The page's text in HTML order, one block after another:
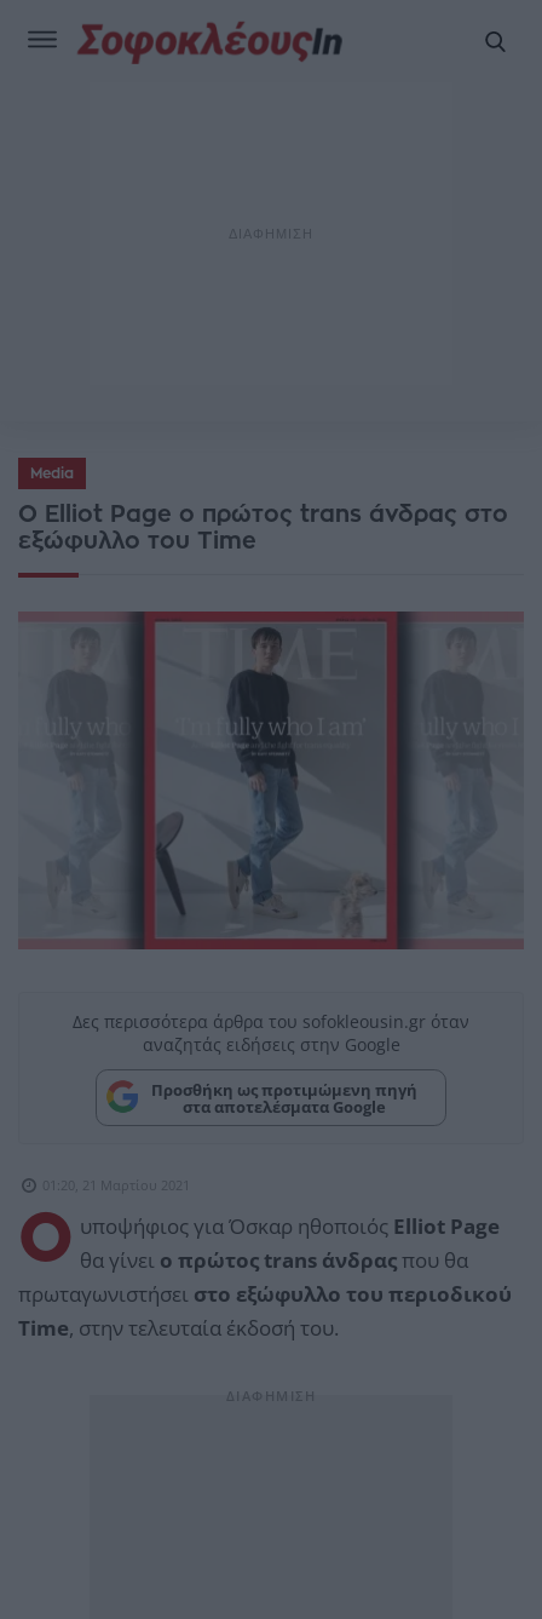
Media
Ο Elliot Page ο πρώτος trans άνδρας στο
εξώφυλλο του Time
Δες περισσότερα άρθρα του sofokleousin.gr όταν
αναζητάς ειδήσεις στην Google
Προσθήκη ως προτιμώμενη πηγή
στα αποτελέσματα Google
01:20, 21 Μαρτίου 2021
Ο υποψήφιος για Όσκαρ ηθοποιός Elliot Page
θα γίνει ο πρώτος trans άνδραςπου θα
πρωταγωνιστήσει στο εξώφυλλο του περιοδικού
Time, στην τελευταία έκδοσή του.